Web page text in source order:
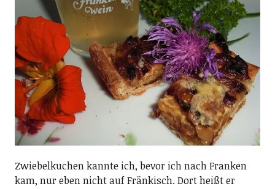
Zwiebelkuchen kannte ich, bevor ich nach Franken
kam, nur eben nicht auf Fränkisch. Dort heißt er